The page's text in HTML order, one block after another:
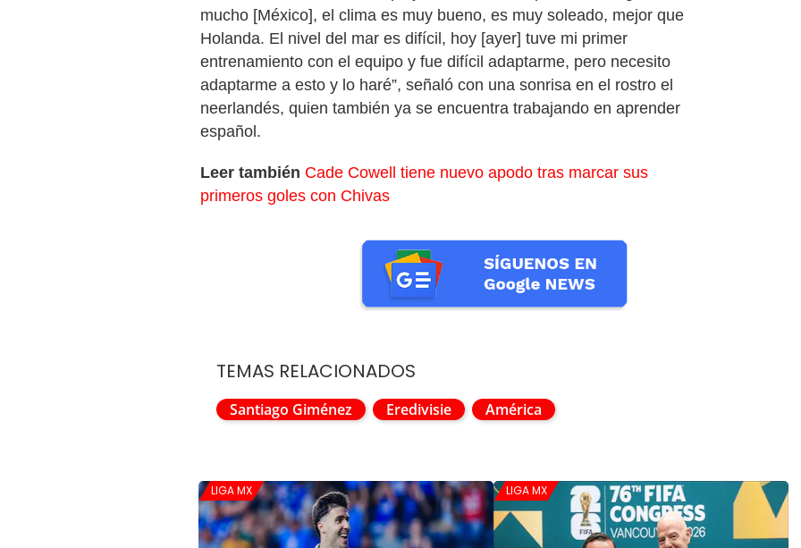
mucho [México], el clima es muy bueno, es muy soleado, mejor que
Holanda. El nivel del mar es difícil, hoy [ayer] tuve mi primer
entrenamiento con el equipo y fue difícil adaptarme, pero necesito
adaptarme a esto y lo haré”, señaló con una sonrisa en el rostro el
neerlandés, quien también ya se encuentra trabajando en aprender
español.
Leer también Cade Cowell tiene nuevo apodo tras marcar sus
primeros goles con Chivas
TEMAS RELACIONADOS
Santiago Giménez Eredivisie América
LIGA MX LIGA MX